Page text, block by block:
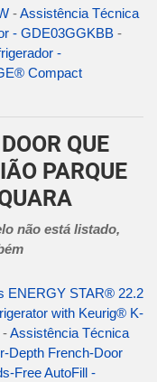
-Assistência Técnica
- GDE03GGKBB -
-
Compact
QUE
PARQUE
não está listado,
ENERGY STAR® 22.2
with Keurig® K-
-Assistência Técnica
Depth French-Door
Free AutoFill -